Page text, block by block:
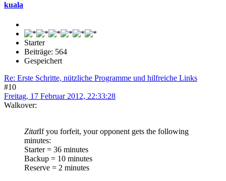
kuala
Starter
Beiträge: 564
Gespeichert
Re: Erste Schritte, nützliche Programme und hilfreiche Links
#10
Freitag, 17 Februar 2012, 22:33:28
Walkover:
ZitatIf you forfeit, your opponent gets the following
minutes:
Starter = 36 minutes
Backup = 10 minutes
Reserve = 2 minutes